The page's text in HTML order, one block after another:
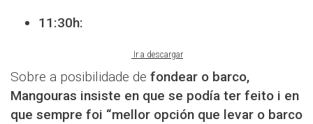
11:30h:
Ir a descargar
Sobre a posibilidade de fondear o barco,
Mangouras insiste en que se podía ter feito i en
que sempre foi “mellor opción que levar o barco